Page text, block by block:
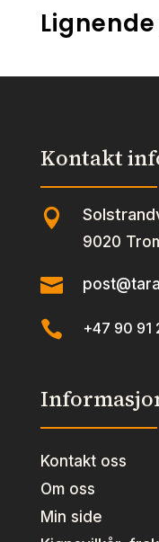
Kontakt

9020

 +47 90 91
Kontakt oss
Om oss
Min side